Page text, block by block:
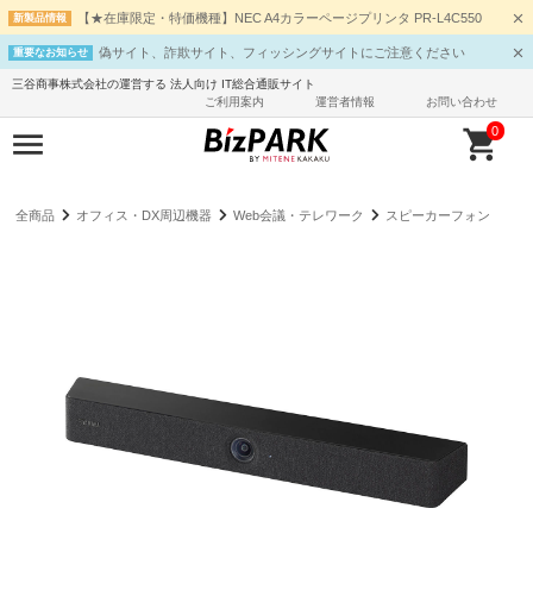
新製品情報 【★在庫限定・特価機種】NEC A4カラーページプリンタ PR-L4C550
重要なお知らせ 偽サイト、詐欺サイト、フィッシングサイトにご注意ください
三谷商事株式会社の運営する 法人向け IT総合通販サイト
ご利用案内
運営者情報 お問い合わせ
0
全商品 オフィス・DX周辺機器 Web会議・テレワーク スピーカーフォン